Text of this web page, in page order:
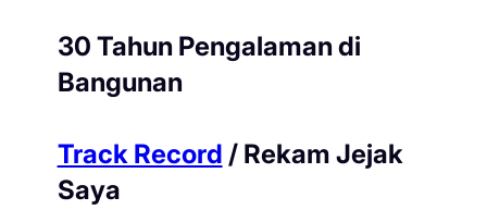
30 Tahun Pengalaman di
Bangunan
Track Record / Rekam Jejak
Saya